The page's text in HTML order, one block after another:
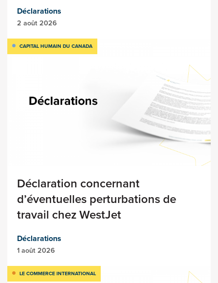
Déclarations
2 août 2026
CAPITAL HUMAIN DU CANADA
Déclaration concernant
d’éventuelles perturbations de
travail chez WestJet
Déclarations
1 août 2026
LE COMMERCE INTERNATIONAL